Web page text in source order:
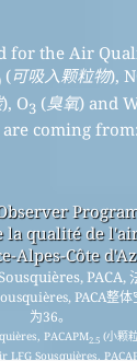
for the Air
(可吸入颗粒物),
), O3 (臭氧) and
are coming from:
la qualité de
Alpes-Côte
PACA,
PACA整体
为36。
PACAPM2.5 (小颗
LFG Sousquières,